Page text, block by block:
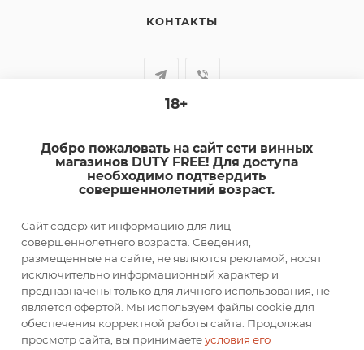
КОНТАКТЫ
sale@dutyfree-online.ru
г. Кострома, ул. Шагова, д. 221, кв. 24
ПОДПИСАТЬСЯ НА РАССЫЛКУ
ПОЛИТИКА КОНФИДЕНЦИАЛЬНОСТИ
2026 © DUTY FREE
18+
Добро пожаловать на сайт сети винных
магазинов DUTY FREE! Для доступа
необходимо подтвердить
совершеннолетний возраст.
Сайт содержит информацию для лиц
совершеннолетнего возраста. Сведения,
размещенные на сайте, не являются рекламой, носят
исключительно информационный характер и
предназначены только для личного использования, не
является офертой. Мы используем файлы cookie для
обеспечения корректной работы сайта. Продолжая
просмотр сайта, вы принимаетеусловия его